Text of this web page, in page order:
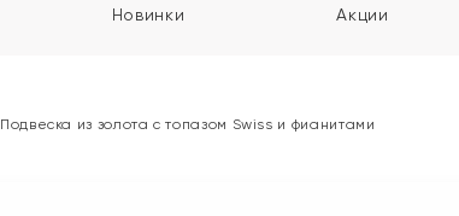
Новинки Акции
Подвеска из золота с топазом Swiss и фианитами